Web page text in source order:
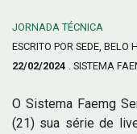
JORNADA TÉCNICA
ESCRITO POR SEDE, BELO
22/02/2024 . SISTEMA
O Sistema Faemg
(21) sua série de